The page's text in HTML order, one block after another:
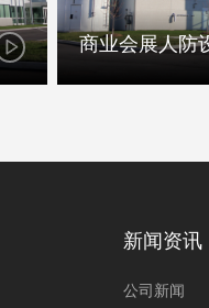
新闻资讯
公司新闻